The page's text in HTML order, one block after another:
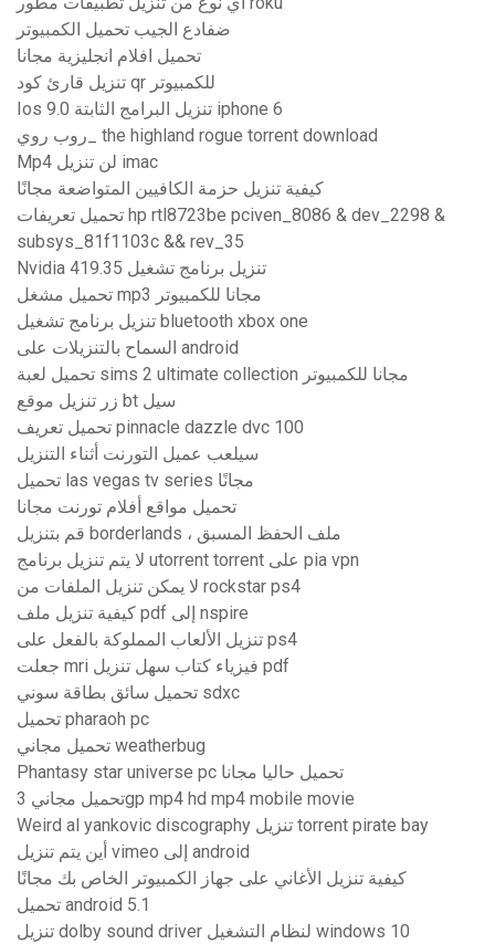
ضفادع الجيب تحميل الكمبيوتر
تحميل افلام انجليزية مجانا
تنزيل قارئ كود qr للكمبيوتر
Ios 9.0 تنزيل البرامج الثابتة iphone 6
روب روي_ the highland rogue torrent download
Mp4 لن تنزيل imac
كيفية تنزيل حزمة الكافيين المتواضعة مجانًا
تحميل تعريفات hp rtl8723be pciven_8086 & dev_2298 &
subsys_81f1103c && rev_35
Nvidia 419.35 تنزيل برنامج تشغيل
تحميل مشغل mp3 مجانا للكمبيوتر
تنزيل برنامج تشغيل bluetooth xbox one
السماح بالتنزيلات على android
تحميل لعبة sims 2 ultimate collection مجانا للكمبيوتر
زر تنزيل موقع bt سيل
تحميل تعريف pinnacle dazzle dvc 100
سيلعب عميل التورنت أثناء التنزيل
تحميل las vegas tv series مجانًا
تحميل مواقع أفلام تورنت مجانا
قم بتنزيل borderlands ، ملف الحفظ المسبق
لا يتم تنزيل برنامج utorrent torrent على pia vpn
لا يمكن تنزيل الملفات من rockstar ps4
كيفية تنزيل ملف pdf إلى nspire
تنزيل الألعاب المملوكة بالفعل على ps4
جعلت mri فيزياء كتاب سهل تنزيل pdf
تحميل سائق بطاقة سوني sdxc
تحميل pharaoh pc
تحميل مجاني weatherbug
Phantasy star universe pc تحميل حاليا مجانا
تحميل مجاني 3gp mp4 hd mp4 mobile movie
Weird al yankovic discography تنزيل torrent pirate bay
أين يتم تنزيل vimeo إلى android
كيفية تنزيل الأغاني على جهاز الكمبيوتر الخاص بك مجانًا
تحميل android 5.1
تنزيل dolby sound driver لنظام التشغيل windows 10